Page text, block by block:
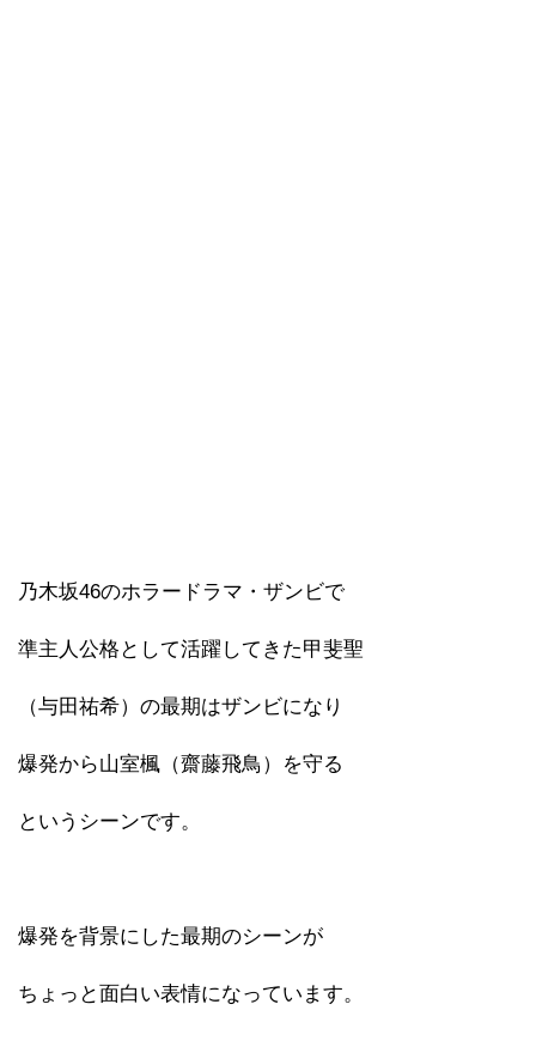
乃木坂46のホラードラマ・ザンビで
準主人公格として活躍してきた甲斐聖
（与田祐希）の最期はザンビになり
爆発から山室楓（齋藤飛鳥）を守る
というシーンです。
爆発を背景にした最期のシーンが
ちょっと面白い表情になっています。